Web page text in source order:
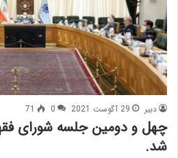
دبیر 29 آگوست 2021 0
71
چهل و دومین جلسه شورای
شد.